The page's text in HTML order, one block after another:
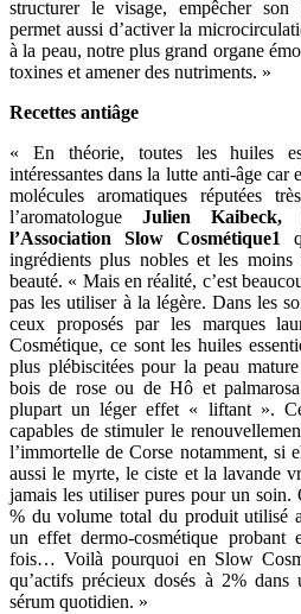
structurer le visage, empêcher
permet aussi d’activer la
à la peau, notre plus grand organe
toxines et amener des nutriments. »
Recettes antiâge
« En théorie, toutes les huiles
intéressantes dans la lutte anti-âge car
molécules aromatiques réputées
l’aromatologue Julien Kaibeck,
l’Association Slow Cosmétique1
ingrédients plus nobles et les moins
beauté. « Mais en réalité, c’est
pas les utiliser à la légère. Dans les
ceux proposés par les marques
Cosmétique, ce sont les huiles
plus plébiscitées pour la peau
bois de rose ou de Hô et
plupart un léger effet « liftant ».
capables de stimuler le
l’immortelle de Corse notamment, si
aussi le myrte, le ciste et la lavande
jamais les utiliser pures pour un
% du volume total du produit utilisé
un effet dermo-cosmétique probant
fois… Voilà pourquoi en Slow
qu’actifs précieux dosés à 2%
sérum quotidien. »